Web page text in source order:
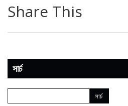
Share This
সার্চ